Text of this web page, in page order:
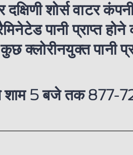
शोर्स वाटर
पानी प्राप्त
क्लोरीनयुक्त पानी
शाम 5 बजे तक 877-